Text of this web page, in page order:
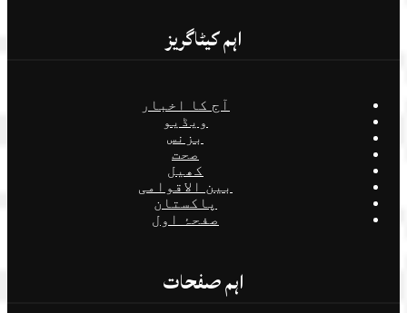
اہم کیٹاگریز
آج کا اخبار
ویڈیو
بزنس
صحت
کھیل
بین الاقوامی
پاکستان
صفحۂ اول
اہم صفحات